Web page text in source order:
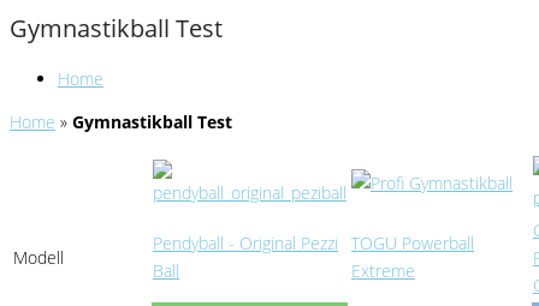
Gymnastikball Test
Home
Home » Gymnastikball Test
Modell
Pendyball - Original Pezzi
Ball
TOGU Powerball
Extreme